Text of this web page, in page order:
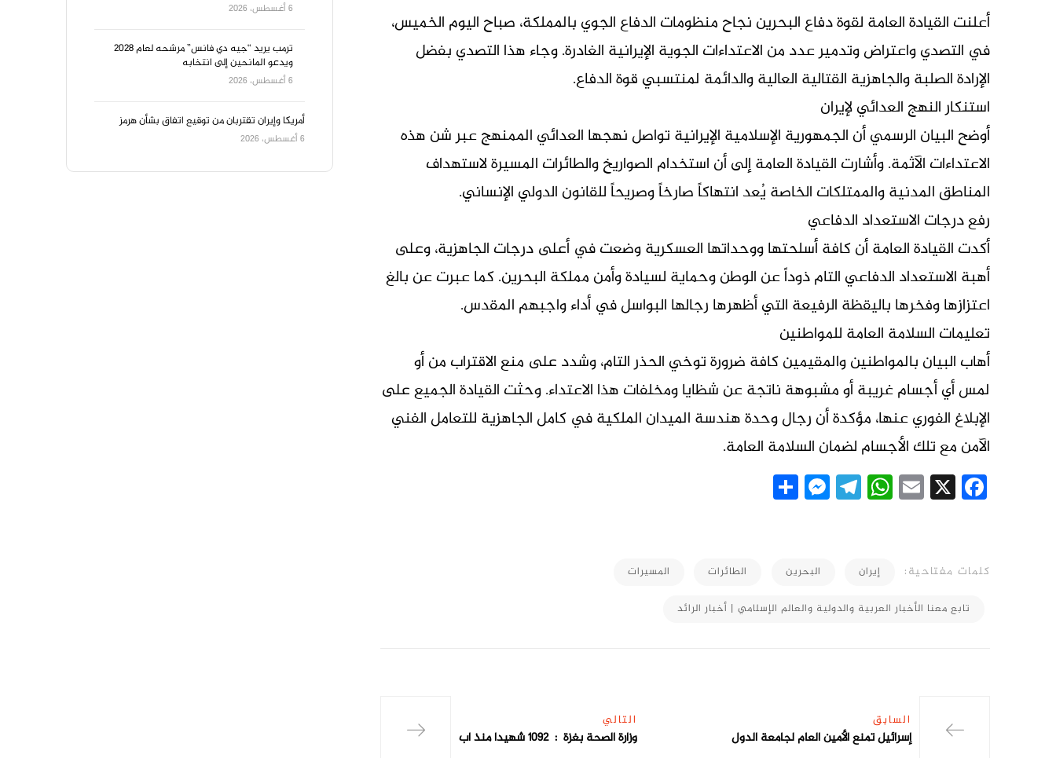
أعلنت القيادة العامة لقوة دفاع البحرين نجاح منظومات الدفاع الجوي بالمملكة، صباح اليوم الخميس،
في التصدي واعتراض وتدمير عدد من الاعتداءات الجوية الإيرانية الغادرة. وجاء هذا التصدي بفضل
الإرادة الصلبة والجاهزية القتالية العالية والدائمة لمنتسبي قوة الدفاع.
استنكار النهج العدائي لإيران
أوضح البيان الرسمي أن الجمهورية الإسلامية الإيرانية تواصل نهجها العدائي الممنهج عبر شن هذه
الاعتداءات الآثمة. وأشارت القيادة العامة إلى أن استخدام الصواريخ والطائرات المسيرة لاستهداف
المناطق المدنية والممتلكات الخاصة يُعد انتهاكاً صارخاً وصريحاً للقانون الدولي الإنساني.
رفع درجات الاستعداد الدفاعي
أكدت القيادة العامة أن كافة أسلحتها ووحداتها العسكرية وضعت في أعلى درجات الجاهزية، وعلى
أهبة الاستعداد الدفاعي التام ذوداً عن الوطن وحماية لسيادة وأمن مملكة البحرين. كما عبرت عن بالغ
اعتزازها وفخرها باليقظة الرفيعة التي أظهرها رجالها البواسل في أداء واجبهم المقدس.
تعليمات السلامة العامة للمواطنين
أهاب البيان بالمواطنين والمقيمين كافة ضرورة توخي الحذر التام، وشدد على منع الاقتراب من أو
لمس أي أجسام غريبة أو مشبوهة ناتجة عن شظايا ومخلفات هذا الاعتداء. وحثت القيادة الجميع على
الإبلاغ الفوري عنها، مؤكدة أن رجال وحدة هندسة الميدان الملكية في كامل الجاهزية للتعامل الفني
الآمن مع تلك الأجسام لضمان السلامة العامة.
Facebook
X
Email
WhatsApp
Telegram
Messenger
كلمات مفتاحية: إيران البحرين الطائرات المسيرات
تابع معنا الأخبار العربية والدولية والعالم الإسلامي | أخبار الرائد
السابق
إسرائيل تمنع الأمين العام لجامعة الدول
التالي
وزارة الصحة بغزة : 1092 شهيدا منذ اب
6 أغسطس، 2026
ترمب يريد “جيه دي فانس” مرشحه لعام 2028
ويدعو المانحين إلى انتخابه
6 أغسطس، 2026
أمريكا وإيران تقتربان من توقيع اتفاق بشأن هرمز
6 أغسطس، 2026